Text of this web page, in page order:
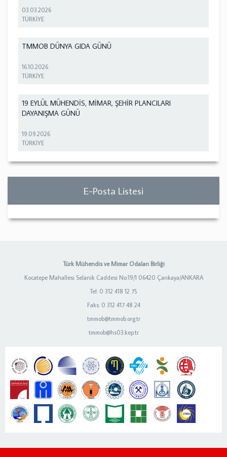
03.03.2026
TÜRKİYE
TMMOB DÜNYA GIDA GÜNÜ
16.10.2026
TÜRKİYE
19 EYLÜL MÜHENDİS, MİMAR, ŞEHİR PLANCILARI
DAYANIŞMA GÜNÜ
19.09.2026
TÜRKİYE
E-Posta Listesi
Türk Mühendis ve Mimar Odaları Birliği
Kocatepe Mahallesi Selanik Caddesi No:19/1 06420 Çankaya/ANKARA
Tel: 0 312 418 12 75
Faks: 0 312 417 48 24
tmmob@tmmob.org.tr
tmmob@hs03.kep.tr